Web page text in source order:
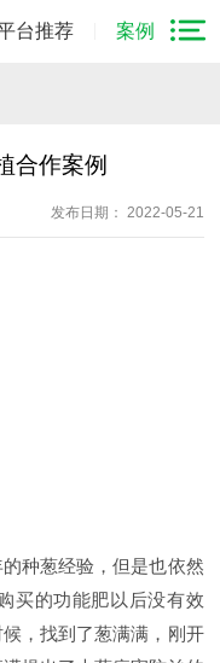
台推荐 案例
合作案例
发布日期： 2022-05-21
种葱经验，但是也依然
买的功能肥以后没有效
，找到了葱满满，刚开